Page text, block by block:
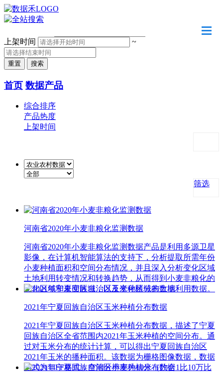
上架时间
~
首页 数据产品
综合排序
产品热度
上架时间
筛选
河南省2020年小麦非粮化监测数据
河南省2020年小麦非粮化监测数据产品是利用多源卫星
影像，在计算机智能算法的支持下，分析提取所需年份
小麦种植面积和空间分布情况，并且深入分析变化区域
土地利用转变情况和转换趋势，从而得到小麦非粮化的
变化区域和未变区域，以及变化区域的土地利用数据。
2021年宁夏回族自治区玉米种植分布数据
2021年宁夏回族自治区玉米种植分布数据，描述了宁夏
回族自治区全省范围内2021年玉米种植的空间分布。通
过对玉米分布的统计计算，可以得出宁夏回族自治区
2021年玉米的播种面积。该数据为栅格图像数据，数据
格式为TIFF格式，空间分辨率为10米（约合1比10万比